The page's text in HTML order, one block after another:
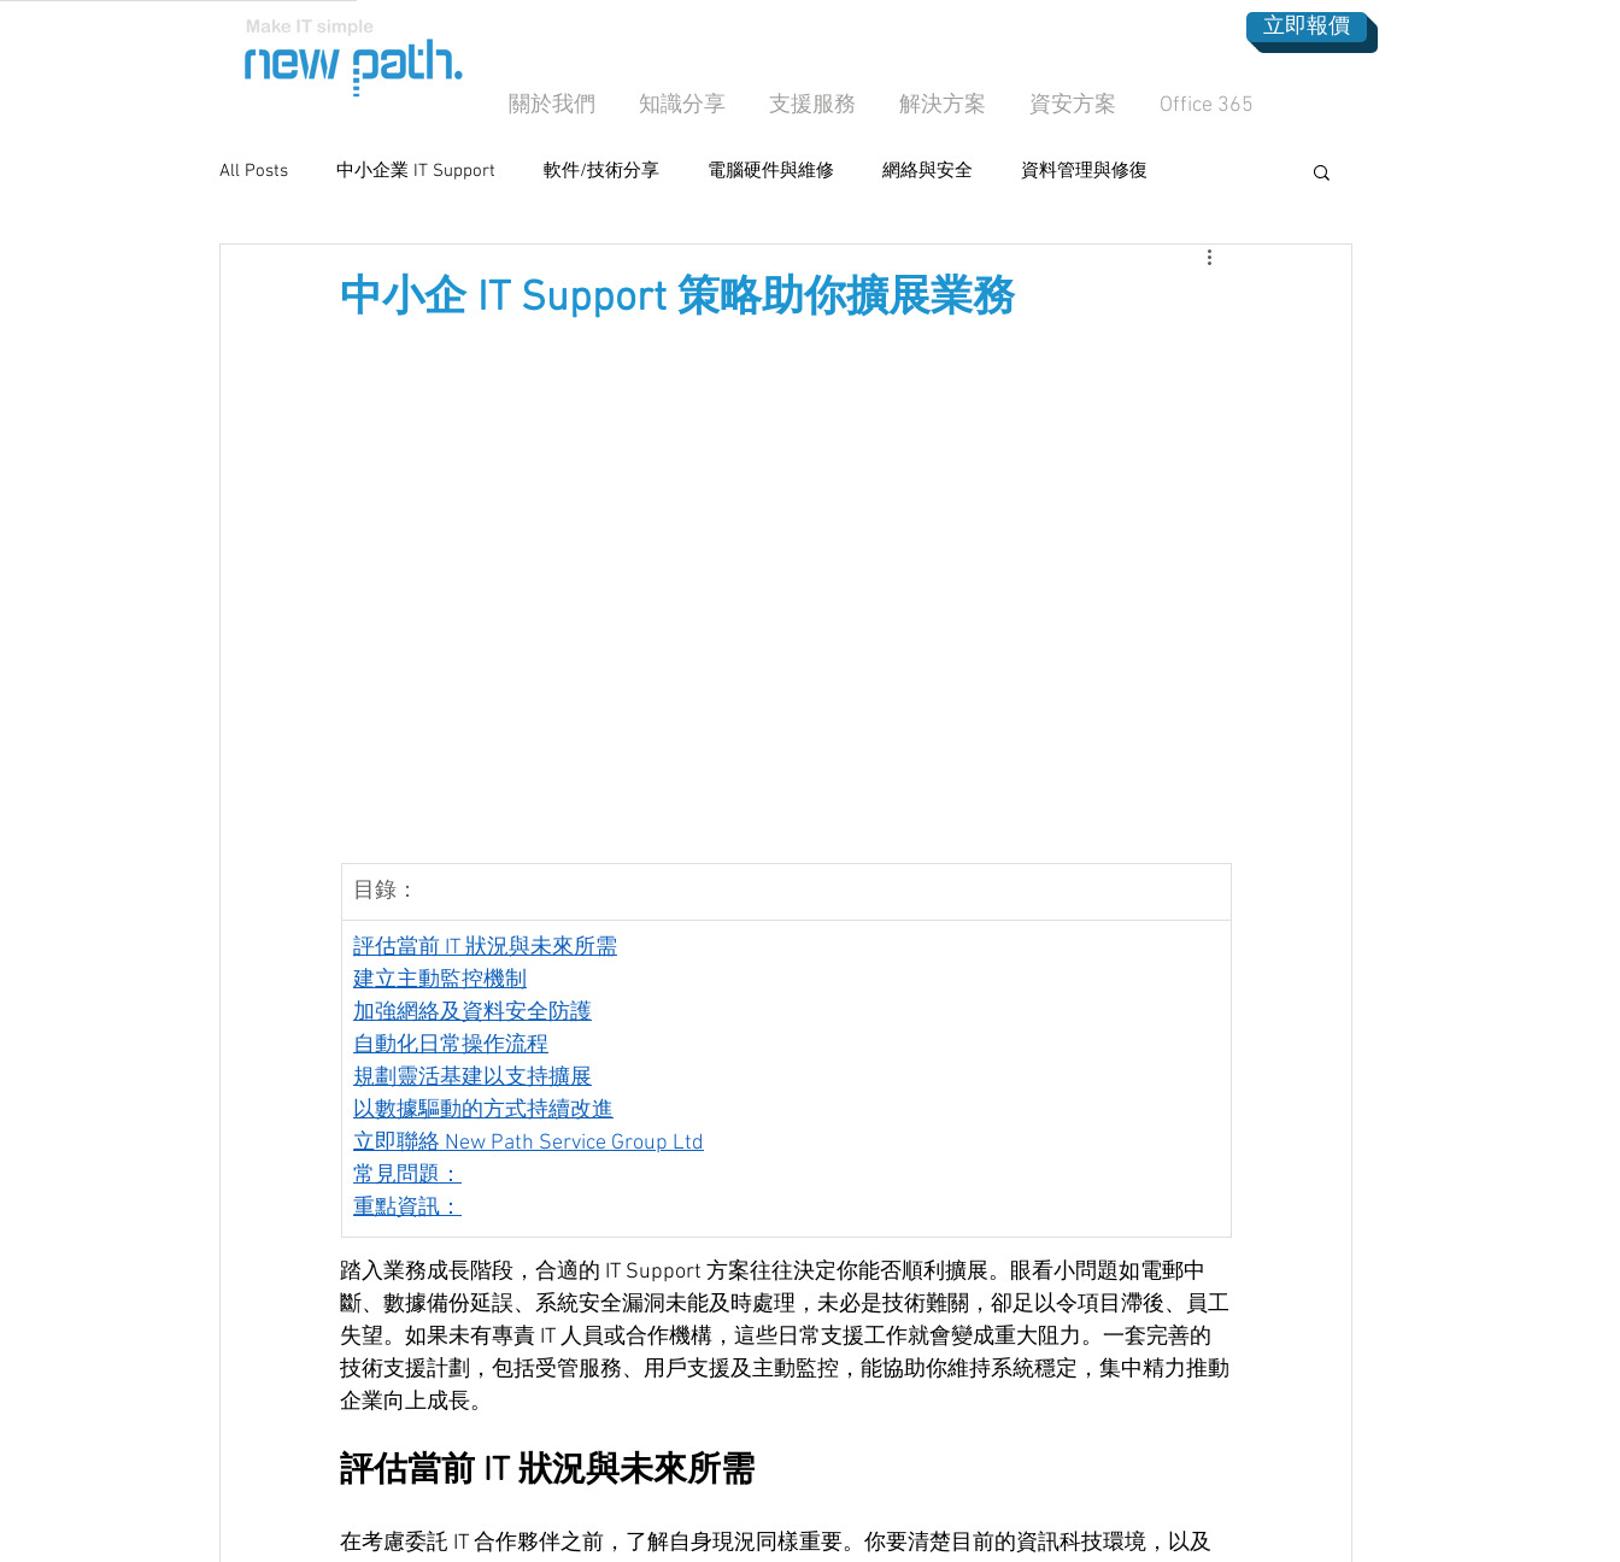
立即報價
關於我們 知識分享 支援服務 解決方案 資安方案 Office 365
All Posts 中小企業 IT Support 軟件/技術分享 電腦硬件與維修 網絡與安全 資料管理與修復
中小企 IT Support 策略助你擴展業務
目錄：
評估當前 IT 狀況與未來所需
建立主動監控機制
加強網絡及資料安全防護
自動化日常操作流程
規劃靈活基建以支持擴展
以數據驅動的方式持續改進
立即聯絡 New Path Service Group Ltd
常見問題：
重點資訊：
踏入業務成長階段，合適的 IT Support 方案往往決定你能否順利擴展。眼看小問題如電郵中
斷、數據備份延誤、系統安全漏洞未能及時處理，未必是技術難關，卻足以令項目滯後、員工
失望。如果未有專責 IT 人員或合作機構，這些日常支援工作就會變成重大阻力。一套完善的
技術支援計劃，包括受管服務、用戶支援及主動監控，能協助你維持系統穩定，集中精力推動
企業向上成長。
評估當前 IT 狀況與未來所需
在考慮委託 IT 合作夥伴之前，了解自身現況同樣重要。你要清楚目前的資訊科技環境，以及